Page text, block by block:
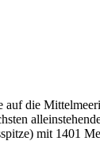
die
mit 1401